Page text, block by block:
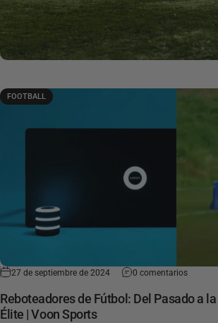
FOOTBALL
27 de septiembre de 2024 0 comentarios
Reboteadores de Fútbol: Del Pasado a
Élite | Voon Sports